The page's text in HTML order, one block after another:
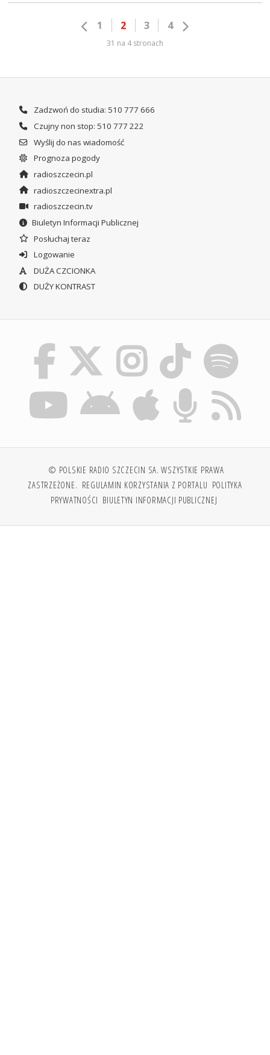
1 2 3 4
31 na 4 stronach
Zadzwoń do studia: 510 777 666
Czujny non stop: 510 777 222
Wyślij do nas wiadomość
Prognoza pogody
radioszczecin.pl
radioszczecinextra.pl
radioszczecin.tv
Biuletyn Informacji Publicznej
Posłuchaj teraz
Logowanie
DUŻA CZCIONKA
DUŻY KONTRAST
© POLSKIE RADIO SZCZECIN SA. WSZYSTKIE PRAWA
ZASTRZEŻONE. REGULAMIN KORZYSTANIA Z PORTALU POLITYKA
PRYWATNOŚCI BIULETYN INFORMACJI PUBLICZNEJ